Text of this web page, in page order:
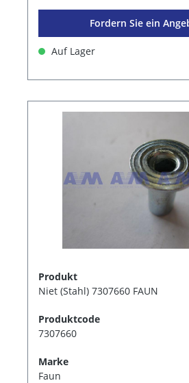
Fordern Sie ein
Auf Lager
Produkt
Niet (Stahl) 7307660 FAUN
Produktcode
7307660
Marke
Faun